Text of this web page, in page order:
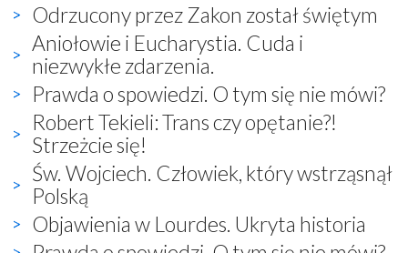
Odrzucony przez Zakon został świętym
Aniołowie i Eucharystia. Cuda i
niezwykłe zdarzenia.
Prawda o spowiedzi. O tym się nie mówi?
Robert Tekieli: Trans czy opętanie?!
Strzeżcie się!
Św. Wojciech. Człowiek, który wstrząsnął
Polską
Objawienia w Lourdes. Ukryta historia